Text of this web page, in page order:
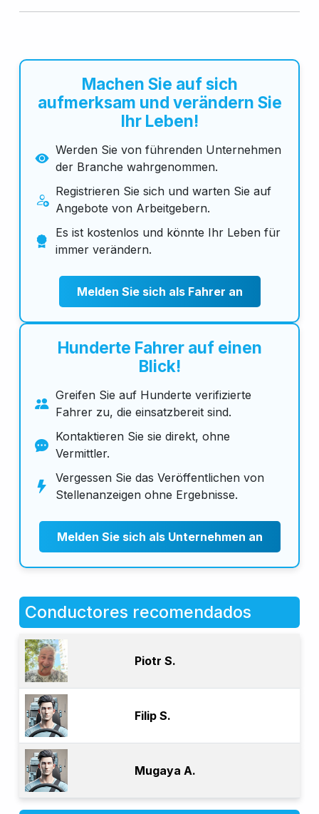
Machen Sie auf sich
aufmerksam und verändern Sie
Ihr Leben!
Werden Sie von führenden Unternehmen
der Branche wahrgenommen.
Registrieren Sie sich und warten Sie auf
Angebote von Arbeitgebern.
Es ist kostenlos und könnte Ihr Leben für
immer verändern.
Melden Sie sich als Fahrer an
Hunderte Fahrer auf einen
Blick!
Greifen Sie auf Hunderte verifizierte
Fahrer zu, die einsatzbereit sind.
Kontaktieren Sie sie direkt, ohne
Vermittler.
Vergessen Sie das Veröffentlichen von
Stellenanzeigen ohne Ergebnisse.
Melden Sie sich als Unternehmen an
Conductores recomendados
Piotr S.
Filip S.
Mugaya A.